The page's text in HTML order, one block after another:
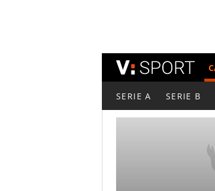
SERIE A SERIE B